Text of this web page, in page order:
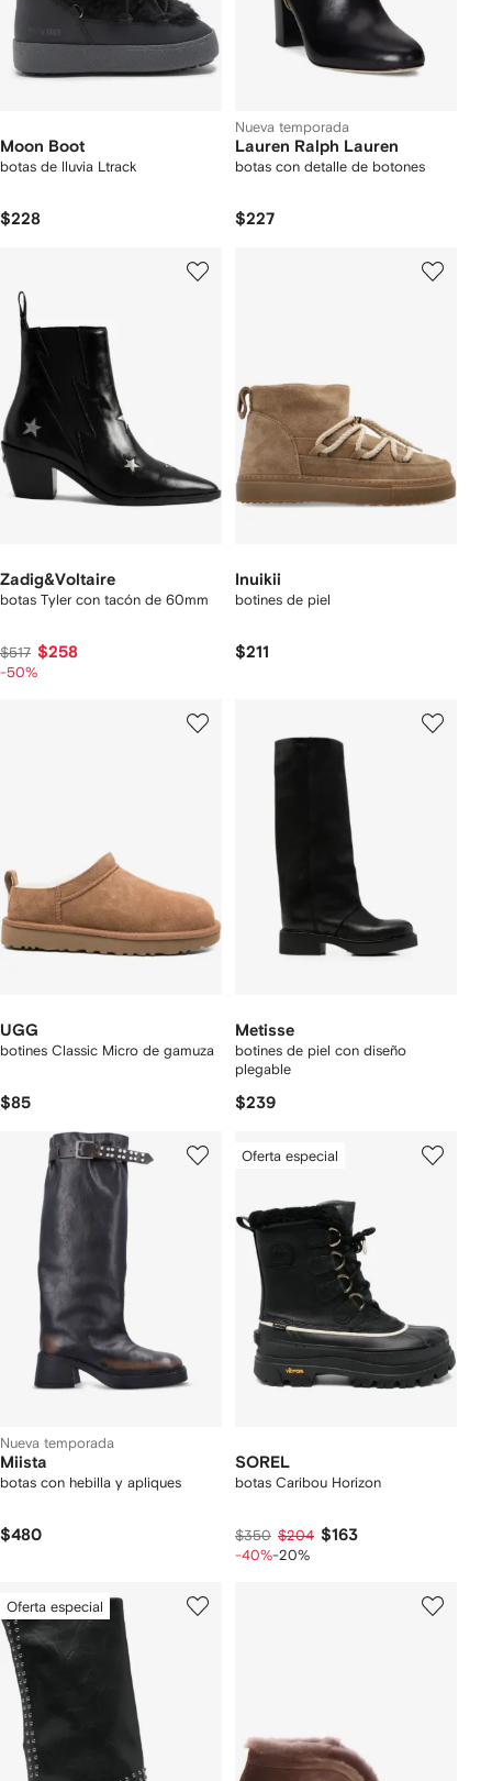
Moon Boot
botas de lluvia Ltrack
$228
Nueva temporada
Lauren Ralph Lauren
botas con detalle de botones
$227
Zadig&Voltaire
botas Tyler con tacón de 60mm
$517 $258
-50%
Inuikii
botines de piel
$211
UGG
botines Classic Micro de gamuza
$85
Metisse
botines de piel con diseño
plegable
$239
Nueva temporada
Miista
botas con hebilla y apliques
$480
Oferta especial
SOREL
botas Caribou Horizon
$350 $204 $163
-40%-20%
Oferta especial